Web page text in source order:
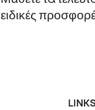
ειδικές